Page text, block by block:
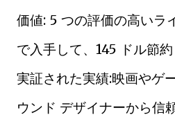
価値: 5 つの評価の高いラ
で入手して、145 ドル節
実証された実績:映画やゲ
ウンド デザイナーから信